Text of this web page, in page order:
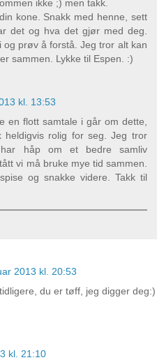
ikke ;) men takk.
kone. Snakk med henne, sett
det og hva det gjør med deg.
og prøv å forstå. Jeg tror alt kan
sammen. Lykke til Espen. :)
kl. 13:53
en flott samtale i går om dette,
heldigvis rolig for seg. Jeg tror
håp om et bedre samliv
vi må bruke mye tid sammen.
og snakke videre. Takk til
2013 kl. 20:53
du er tøff, jeg digger deg:)
kl. 21:10